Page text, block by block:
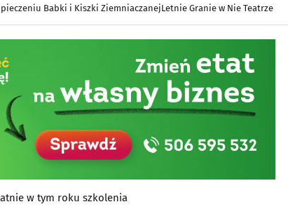
Babki i Kiszki ZiemniaczanejLetnie Granie w Nie Teatrze
w tym roku szkolenia